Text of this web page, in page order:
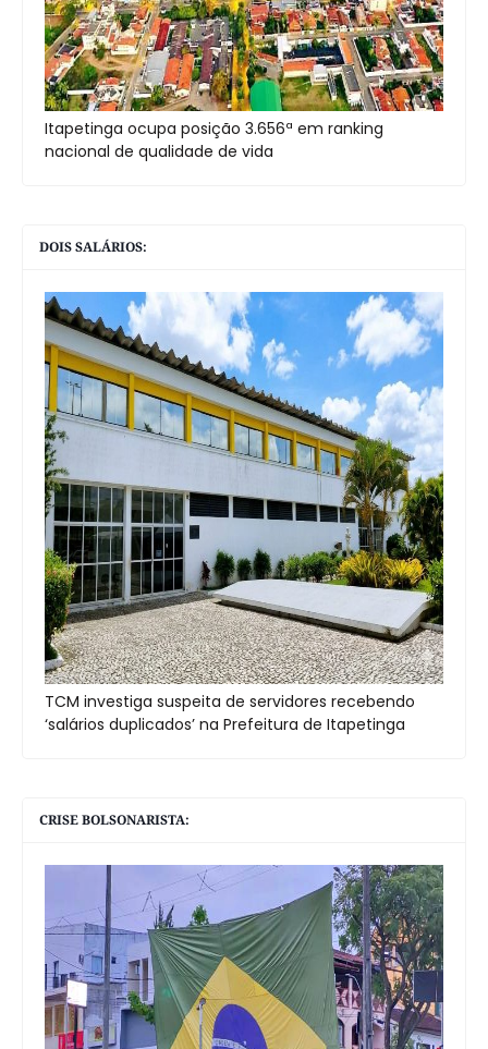
Itapetinga ocupa posição 3.656ª em ranking
nacional de qualidade de vida
DOIS SALÁRIOS:
TCM investiga suspeita de servidores recebendo
‘salários duplicados’ na Prefeitura de Itapetinga
CRISE BOLSONARISTA: